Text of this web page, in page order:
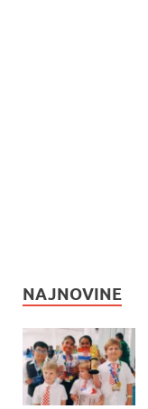
NAJNOVINE